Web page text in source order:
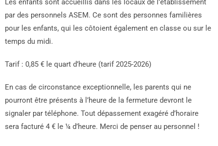
Les enfants sont accueillis dans les locaux de l’établissement
par des personnels ASEM. Ce sont des personnes familières
pour les enfants, qui les côtoient également en classe ou sur le
temps du midi.
Tarif : 0,85 € le quart d’heure (tarif 2025-2026)
En cas de circonstance exceptionnelle, les parents qui ne
pourront être présents à l’heure de la fermeture devront le
signaler par téléphone. Tout dépassement exagéré d’horaire
sera facturé 4 € le ¼ d’heure. Merci de penser au personnel !